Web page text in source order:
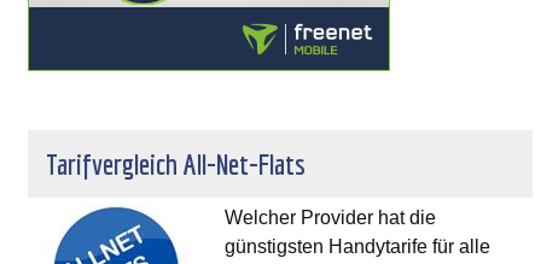
Tarifvergleich All-Net-Flats
Welcher Provider hat die
günstigsten Handytarife für alle